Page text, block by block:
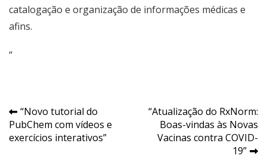
catalogação e organização de informações médicas e
afins.
“
Navegação
de
“Novo tutorial do
PubChem com vídeos e
exercícios interativos”
“Atualização do RxNorm:
Boas-vindas às Novas
Vacinas contra COVID-
19”